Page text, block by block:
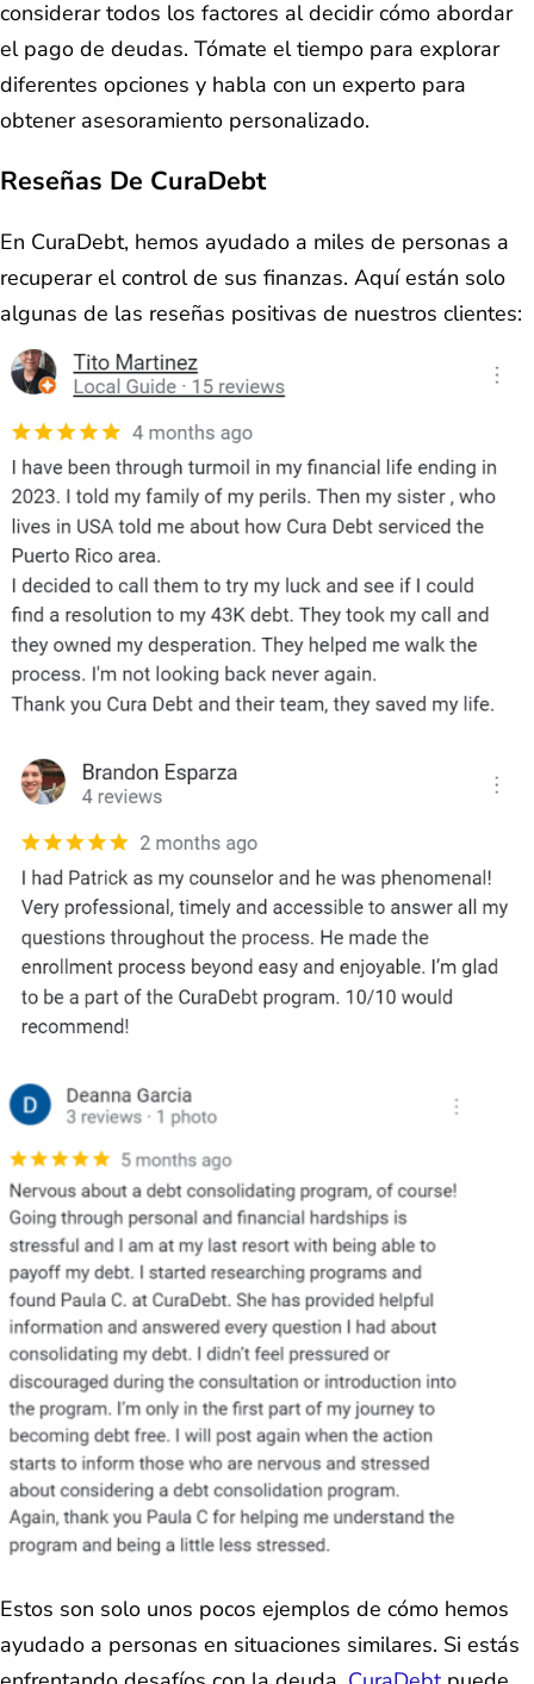
considerar todos los factores al decidir cómo abordar
el pago de deudas. Tómate el tiempo para explorar
diferentes opciones y habla con un experto para
obtener asesoramiento personalizado.
Reseñas De CuraDebt
En CuraDebt, hemos ayudado a miles de personas a
recuperar el control de sus finanzas. Aquí están solo
algunas de las reseñas positivas de nuestros clientes:
Estos son solo unos pocos ejemplos de cómo hemos
ayudado a personas en situaciones similares. Si estás